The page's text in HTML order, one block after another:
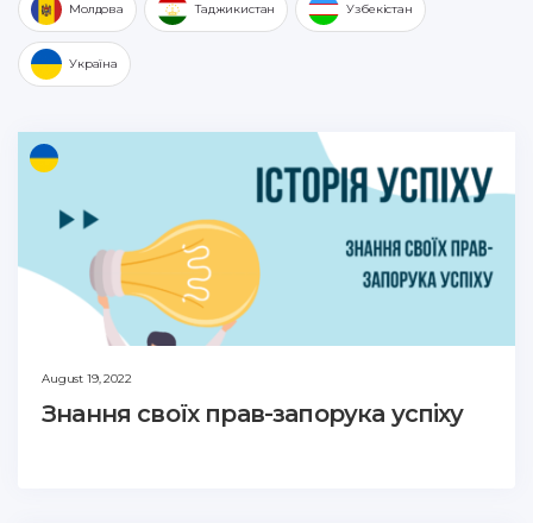
Молдова Таджикистан Узбекістан
Україна
August 19, 2022
Знання своїх прав-запорука успіху